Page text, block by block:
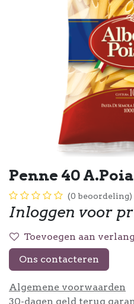
Penne 40
(0 beoordeling)
Inloggen voor
Toevoegen aan
Ons contacteren
Algemene voorwaarden
30-dagen geld terug